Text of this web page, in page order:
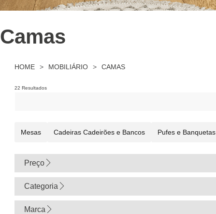
Camas
HOME > MOBILIÁRIO > CAMAS
22 Resultados
Mesas Cadeiras Cadeirões e Bancos Pufes e Banquetas
Preço
0
Categoria
Marca